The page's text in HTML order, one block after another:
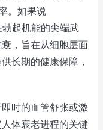
。如果说
起机能的尖端武
，旨在从细胞层面
长期的健康保障，
时的血管舒张或激
体衰老进程的关键